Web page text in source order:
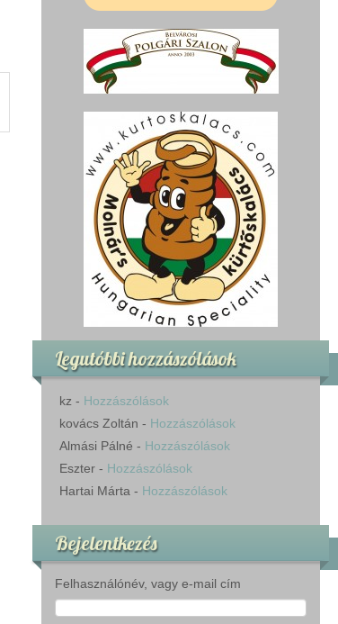
Legutóbbi hozzászólások
kz - Hozzászólások
kovács Zoltán - Hozzászólások
Almási Pálné - Hozzászólások
Eszter - Hozzászólások
Hartai Márta - Hozzászólások
Bejelentkezés
Felhasználónév, vagy e-mail cím